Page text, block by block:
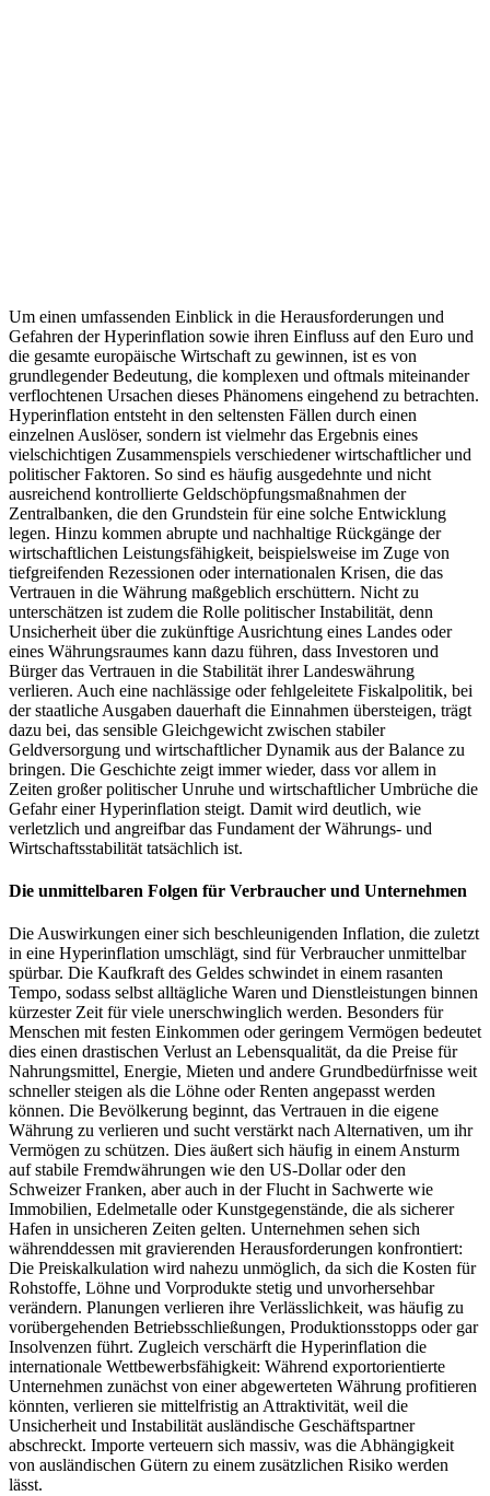
Um einen umfassenden Einblick in die Herausforderungen und
Gefahren der Hyperinflation sowie ihren Einfluss auf den Euro und
die gesamte europäische Wirtschaft zu gewinnen, ist es von
grundlegender Bedeutung, die komplexen und oftmals miteinander
verflochtenen Ursachen dieses Phänomens eingehend zu betrachten.
Hyperinflation entsteht in den seltensten Fällen durch einen
einzelnen Auslöser, sondern ist vielmehr das Ergebnis eines
vielschichtigen Zusammenspiels verschiedener wirtschaftlicher und
politischer Faktoren. So sind es häufig ausgedehnte und nicht
ausreichend kontrollierte Geldschöpfungsmaßnahmen der
Zentralbanken, die den Grundstein für eine solche Entwicklung
legen. Hinzu kommen abrupte und nachhaltige Rückgänge der
wirtschaftlichen Leistungsfähigkeit, beispielsweise im Zuge von
tiefgreifenden Rezessionen oder internationalen Krisen, die das
Vertrauen in die Währung maßgeblich erschüttern. Nicht zu
unterschätzen ist zudem die Rolle politischer Instabilität, denn
Unsicherheit über die zukünftige Ausrichtung eines Landes oder
eines Währungsraumes kann dazu führen, dass Investoren und
Bürger das Vertrauen in die Stabilität ihrer Landeswährung
verlieren. Auch eine nachlässige oder fehlgeleitete Fiskalpolitik, bei
der staatliche Ausgaben dauerhaft die Einnahmen übersteigen, trägt
dazu bei, das sensible Gleichgewicht zwischen stabiler
Geldversorgung und wirtschaftlicher Dynamik aus der Balance zu
bringen. Die Geschichte zeigt immer wieder, dass vor allem in
Zeiten großer politischer Unruhe und wirtschaftlicher Umbrüche die
Gefahr einer Hyperinflation steigt. Damit wird deutlich, wie
verletzlich und angreifbar das Fundament der Währungs- und
Wirtschaftsstabilität tatsächlich ist.
Die unmittelbaren Folgen für Verbraucher und Unternehmen
Die Auswirkungen einer sich beschleunigenden Inflation, die zuletzt
in eine Hyperinflation umschlägt, sind für Verbraucher unmittelbar
spürbar. Die Kaufkraft des Geldes schwindet in einem rasanten
Tempo, sodass selbst alltägliche Waren und Dienstleistungen binnen
kürzester Zeit für viele unerschwinglich werden. Besonders für
Menschen mit festen Einkommen oder geringem Vermögen bedeutet
dies einen drastischen Verlust an Lebensqualität, da die Preise für
Nahrungsmittel, Energie, Mieten und andere Grundbedürfnisse weit
schneller steigen als die Löhne oder Renten angepasst werden
können. Die Bevölkerung beginnt, das Vertrauen in die eigene
Währung zu verlieren und sucht verstärkt nach Alternativen, um ihr
Vermögen zu schützen. Dies äußert sich häufig in einem Ansturm
auf stabile Fremdwährungen wie den US-Dollar oder den
Schweizer Franken, aber auch in der Flucht in Sachwerte wie
Immobilien, Edelmetalle oder Kunstgegenstände, die als sicherer
Hafen in unsicheren Zeiten gelten. Unternehmen sehen sich
währenddessen mit gravierenden Herausforderungen konfrontiert:
Die Preiskalkulation wird nahezu unmöglich, da sich die Kosten für
Rohstoffe, Löhne und Vorprodukte stetig und unvorhersehbar
verändern. Planungen verlieren ihre Verlässlichkeit, was häufig zu
vorübergehenden Betriebsschließungen, Produktionsstopps oder gar
Insolvenzen führt. Zugleich verschärft die Hyperinflation die
internationale Wettbewerbsfähigkeit: Während exportorientierte
Unternehmen zunächst von einer abgewerteten Währung profitieren
könnten, verlieren sie mittelfristig an Attraktivität, weil die
Unsicherheit und Instabilität ausländische Geschäftspartner
abschreckt. Importe verteuern sich massiv, was die Abhängigkeit
von ausländischen Gütern zu einem zusätzlichen Risiko werden
lässt.